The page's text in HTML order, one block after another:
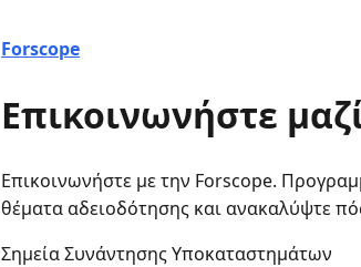
Forscope
Επικοινωνήστε
Επικοινωνήστε με την Forscope.
θέματα αδειοδότησης και ανακαλύψτε
Σημεία Συνάντησης Υποκαταστημάτων